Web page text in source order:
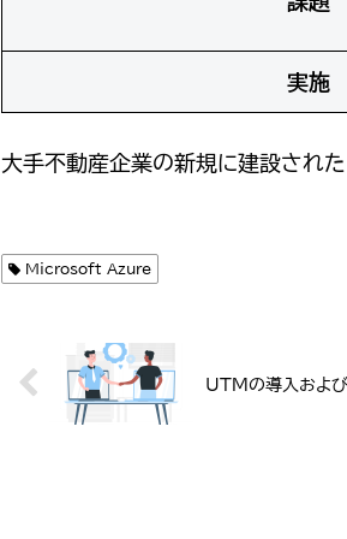
実施
大手不動産企業の新規に建設され
Microsoft Azure
UTMの導入および